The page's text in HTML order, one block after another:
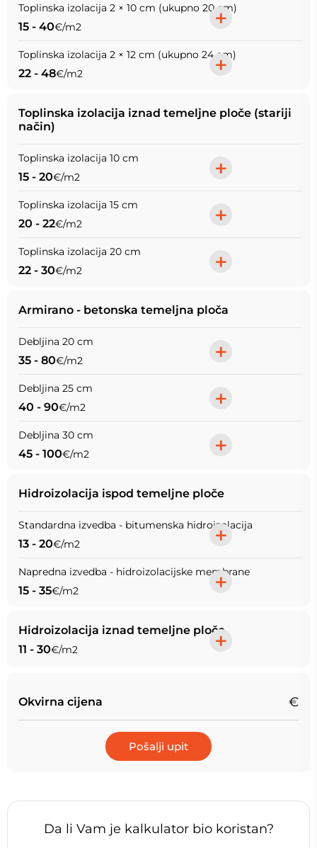
Toplinska izolacija 2 × 10 cm (ukupno 20 cm)
15 - 40€/m2 +
Toplinska izolacija 2 × 12 cm (ukupno 24 cm)
22 - 48€/m2 +
Toplinska izolacija iznad temeljne ploče (stariji
način)
Toplinska izolacija 10 cm
15 - 20€/m2 +
Toplinska izolacija 15 cm
20 - 22€/m2 +
Toplinska izolacija 20 cm
22 - 30€/m2 +
Armirano - betonska temeljna ploča
Debljina 20 cm
35 - 80€/m2 +
Debljina 25 cm
40 - 90€/m2 +
Debljina 30 cm
45 - 100€/m2 +
Hidroizolacija ispod temeljne ploče
Standardna izvedba - bitumenska hidroizolacija
13 - 20€/m2 +
Napredna izvedba - hidroizolacijske membrane
15 - 35€/m2 +
Hidroizolacija iznad temeljne ploče
11 - 30€/m2 +
Okvirna cijena €
Pošalji upit
Da li Vam je kalkulator bio koristan?